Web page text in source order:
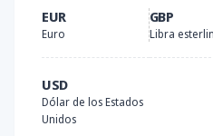
bitwallet
EUR
Euro
GBP
Libra
USD
Dólar de los Estados
Unidos